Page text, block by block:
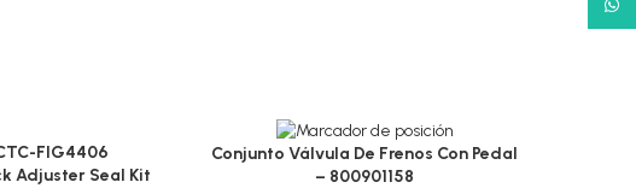
FIG4406
Adjuster Seal Kit
Conjunto Válvula De Frenos Con Pedal
– 800901158